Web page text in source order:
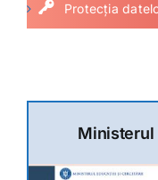
Protecția
Ministerul